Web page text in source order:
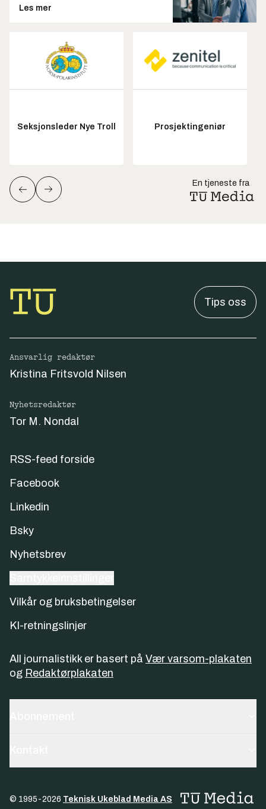
Les mer
Seksjonsleder Nye Troll Prosjektingeniør
En tjeneste fra
Tips oss
Ansvarlig redaktør
Kristina Fritsvold Nilsen
Nyhetsredaktør
Tor M. Nondal
RSS-feed forside
Facebook
Linkedin
Bsky
Nyhetsbrev
Vilkår og bruksbetingelser
KI-retningslinjer
All journalistikk er basert på Vær varsom-plakaten
og Redaktørplakaten
© 1995-2026 Teknisk Ukeblad Media AS